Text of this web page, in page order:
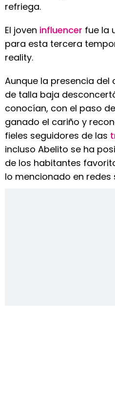
refriega.
El joven influencer fue la
para esta tercera
reality.
Aunque la presencia
de talla baja
conocían, con el paso
ganado el cariño y
fieles seguidores de las
incluso Abelito se ha
de los habitantes
lo mencionado en redes